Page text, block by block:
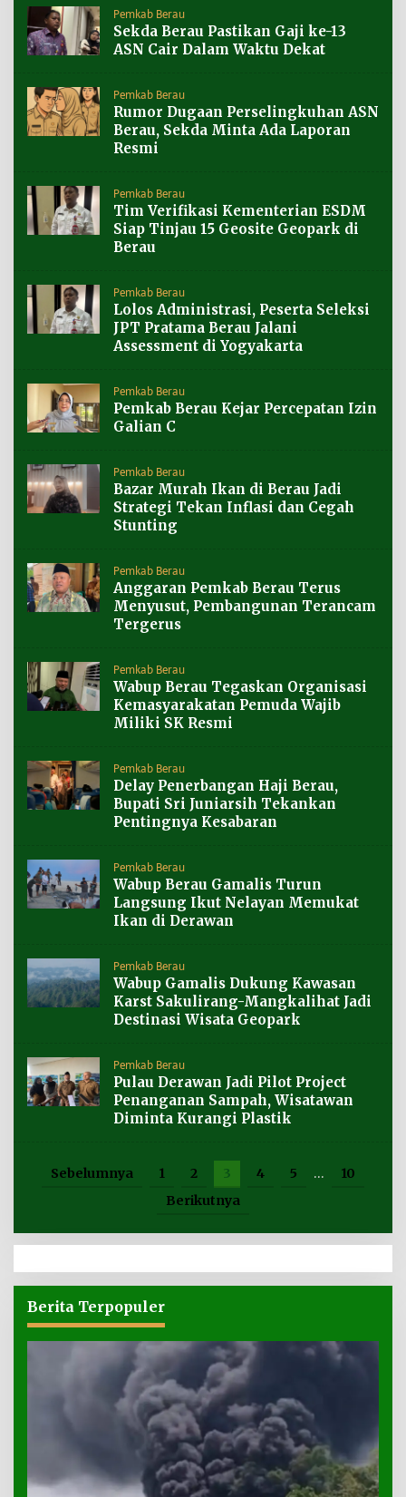
Pemkab Berau
Sekda Berau Pastikan Gaji ke-13
ASN Cair Dalam Waktu Dekat
Pemkab Berau
Rumor Dugaan Perselingkuhan ASN
Berau, Sekda Minta Ada Laporan
Resmi
Pemkab Berau
Tim Verifikasi Kementerian ESDM
Siap Tinjau 15 Geosite Geopark di
Berau
Pemkab Berau
Lolos Administrasi, Peserta Seleksi
JPT Pratama Berau Jalani
Assessment di Yogyakarta
Pemkab Berau
Pemkab Berau Kejar Percepatan Izin
Galian C
Pemkab Berau
Bazar Murah Ikan di Berau Jadi
Strategi Tekan Inflasi dan Cegah
Stunting
Pemkab Berau
Anggaran Pemkab Berau Terus
Menyusut, Pembangunan Terancam
Tergerus
Pemkab Berau
Wabup Berau Tegaskan Organisasi
Kemasyarakatan Pemuda Wajib
Miliki SK Resmi
Pemkab Berau
Delay Penerbangan Haji Berau,
Bupati Sri Juniarsih Tekankan
Pentingnya Kesabaran
Pemkab Berau
Wabup Berau Gamalis Turun
Langsung Ikut Nelayan Memukat
Ikan di Derawan
Pemkab Berau
Wabup Gamalis Dukung Kawasan
Karst Sakulirang-Mangkalihat Jadi
Destinasi Wisata Geopark
Pemkab Berau
Pulau Derawan Jadi Pilot Project
Penanganan Sampah, Wisatawan
Diminta Kurangi Plastik
Sebelumnya 1 2 3 4 5 …
10
Berikutnya
Berita Terpopuler